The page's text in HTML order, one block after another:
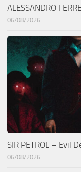
ALESSANDRO
06/08/2026
SIR PETROL – Evil
06/08/2026